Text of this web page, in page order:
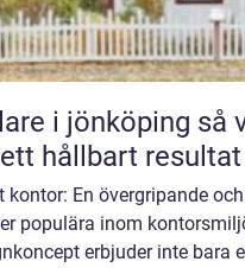
så väljer du rätt hantverkare
hållbart resultat
kontor: En övergripande
populära inom
erbjuder inte bara